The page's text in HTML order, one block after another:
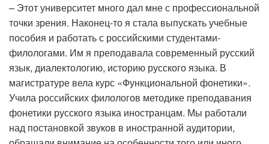
– Этот университет много дал мне с профессиональной
точки зрения. Наконец-то я стала выпускать учебные
пособия и работать с российскими студентами-
филологами. Им я преподавала современный русский
язык, диалектологию, историю русского языка. В
магистратуре вела курс «Функциональной фонетики».
Учила российских филологов методике преподавания
фонетики русского языка иностранцам. Мы работали
над постановкой звуков в иностранной аудитории,